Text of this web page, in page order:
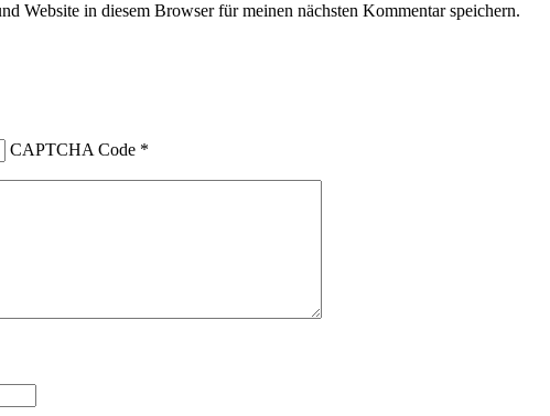
Website in diesem Browser für meinen nächsten Kommentar speichern.
CAPTCHA Code *